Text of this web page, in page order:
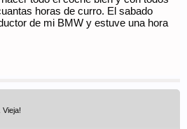
horas de curro. El sabado
de mi BMW y estuve una hora
Vieja!